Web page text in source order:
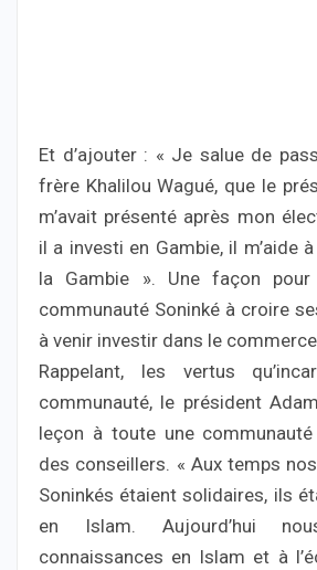
Et d’ajouter : « Je salue de
frère Khalilou Wagué, que le
m’avait présenté après mon
il a investi en Gambie, il m’aide
la Gambie ». Une façon pour
communauté Soninké à croire
à venir investir dans le
Rappelant, les vertus
communauté, le président
leçon à toute une
des conseillers. « Aux temps
Soninkés étaient solidaires, ils
en Islam. Aujourd’hui
connaissances en Islam et à